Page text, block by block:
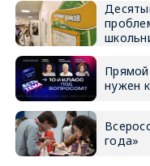
нужен
года»